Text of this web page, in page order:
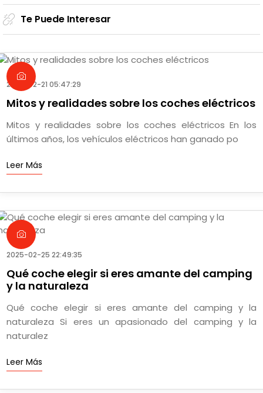
Te Puede Interesar
2025-02-21 05:47:29
Mitos y realidades sobre los coches eléctricos
Mitos y realidades sobre los coches eléctricos En los
últimos años, los vehículos eléctricos han ganado po
Leer Más
2025-02-25 22:49:35
Qué coche elegir si eres amante del camping
y la naturaleza
Qué coche elegir si eres amante del camping y la
naturaleza Si eres un apasionado del camping y la
naturalez
Leer Más